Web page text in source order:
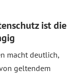
ist die
macht deutlich,
geltendem